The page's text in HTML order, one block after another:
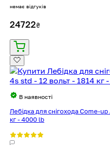
немає відгуків
24722₴
В наявності
Лебідка для снігохода Come-
кг - 4000 lb